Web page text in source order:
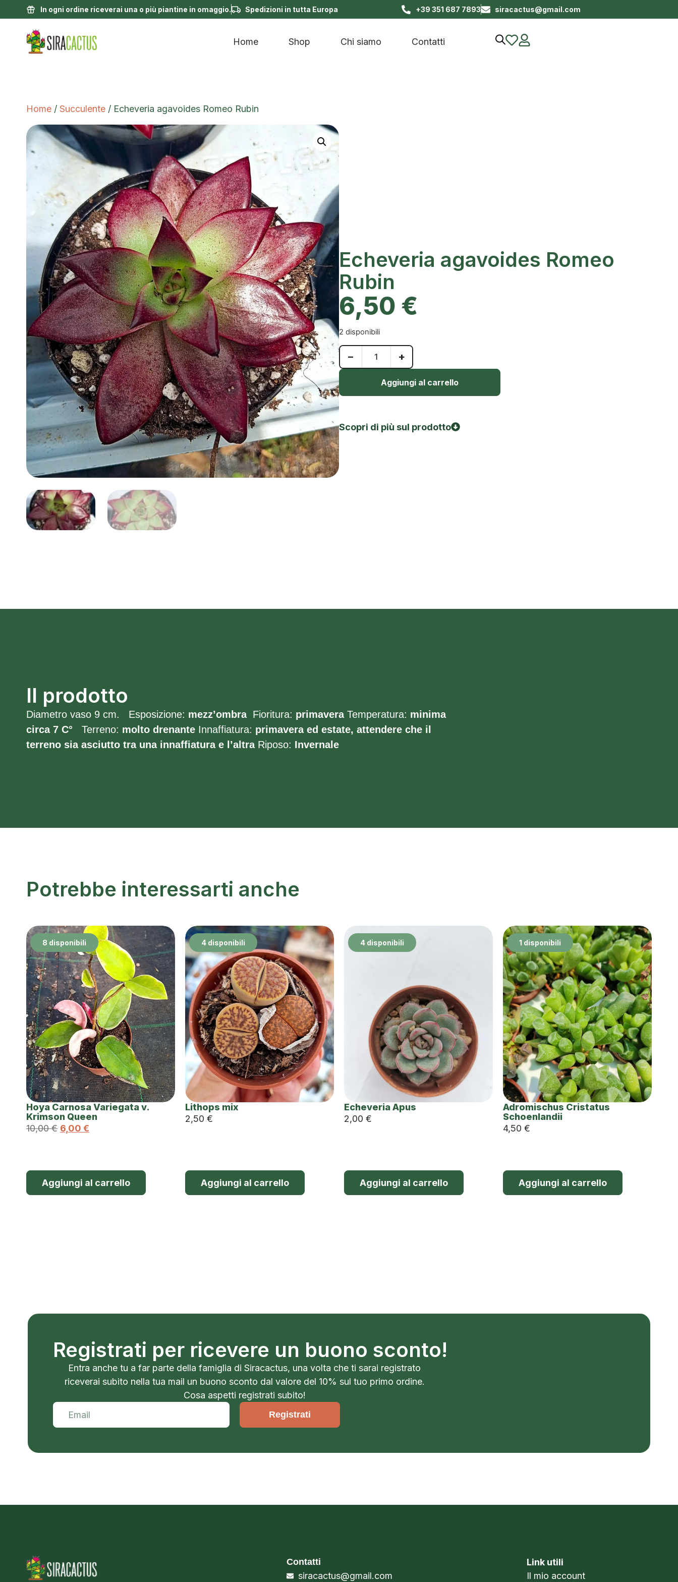
In ogni ordine riceverai una o più piantine in omaggio. Spedizioni in tutta Europa +39 351 687 7893 siracactus@gmail.com
Home Shop Chi siamo Contatti
Home / Succulente / Echeveria agavoides Romeo Rubin
Echeveria agavoides Romeo
Rubin
6,50 €
2 disponibili
− +
Aggiungi al carrello
Scopri di più sul prodotto
Il prodotto
Diametro vaso 9 cm. Esposizione: mezz’ombra Fioritura: primaveraTemperatura: minima
circa 7 C° Terreno: molto drenante Innaffiatura: primavera ed estate, attendere che il
terreno sia asciutto tra una innaffiatura e l’altraRiposo: Invernale
Potrebbe interessarti anche
8 disponibili
Hoya Carnosa Variegata v.
Krimson Queen
10,00€ 6,00 €
Aggiungi al carrello
4 disponibili
Lithops mix
2,50 €
Aggiungi al carrello
4 disponibili
Echeveria Apus
2,00 €
Aggiungi al carrello
1 disponibili
Adromischus Cristatus
Schoenlandii
4,50 €
Aggiungi al carrello
Registrati per ricevere un buono sconto!
Entra anche tu a far parte della famiglia di Siracactus, una volta che ti sarai registrato
riceverai subito nella tua mail un buono sconto dal valore del 10% sul tuo primo ordine.
Cosa aspetti registrati subito!
Registrati
Contatti
siracactus@gmail.com
Link utili
Il mio account